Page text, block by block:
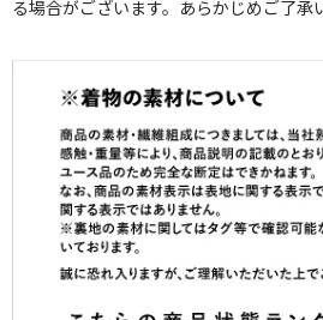
る場合がございます。あらかじめご了承